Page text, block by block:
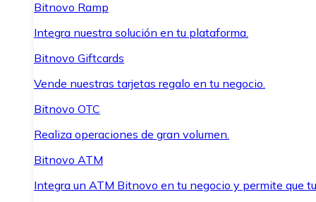
Bitnovo Ramp
Integra nuestra solución en tu plataforma.
Bitnovo Giftcards
Vende nuestras tarjetas regalo en tu negocio.
Bitnovo OTC
Realiza operaciones de gran volumen.
Bitnovo ATM
Integra un ATM Bitnovo en tu negocio y permite que